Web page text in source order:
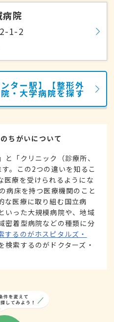
病院
1-2
ター駅】【整形外
・大学病院を探す
ちがいについて
「クリニック（診療所、
。この2つの違いを知るこ
医療を受けられるようにな
病床を持つ医療機関のこと
な医療に取り組む国立病
いった大規模病院や、地域
密着型病院などの種類に分
するのがホスピタルズ・
検索するのがドクターズ・